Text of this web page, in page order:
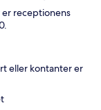
er receptionens
eller kontanter er